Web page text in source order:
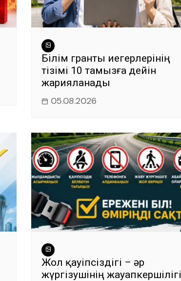
Білім гранты иегерлерінің
тізімі 10 тамызға дейін
жарияланады
05.08.2026
Жол қауіпсіздігі – әр
жүргізушінің жауапкершілігі